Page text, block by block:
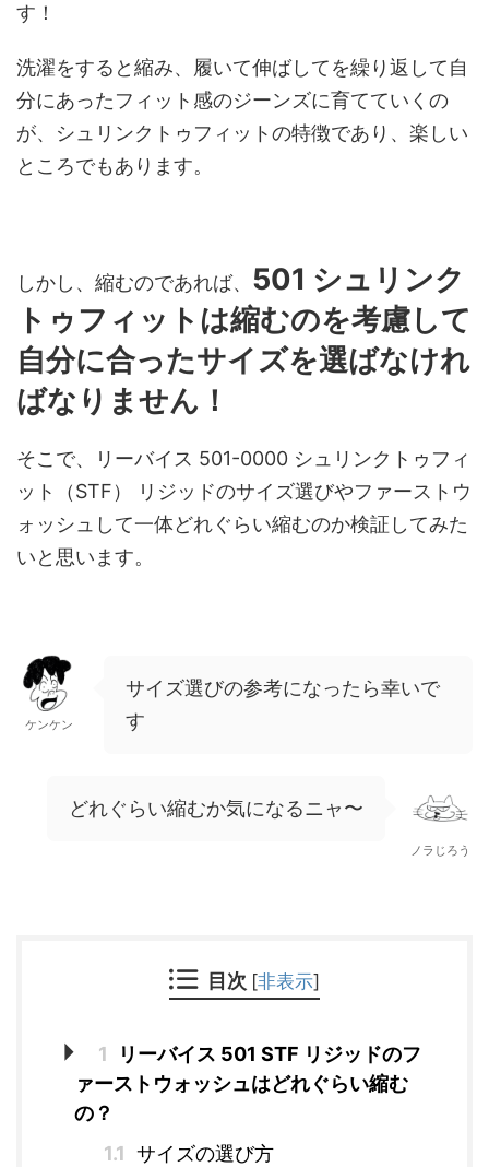
す！
洗濯をすると縮み、履いて伸ばしてを繰り返して自
分にあったフィット感のジーンズに育てていくの
が、シュリンクトゥフィットの特徴であり、楽しい
ところでもあります。
しかし、縮むのであれば、 501 シュリンク
トゥフィットは縮むのを考慮して
自分に合ったサイズを選ばなけれ
ばなりません！
そこで、リーバイス 501-0000 シュリンクトゥフィ
ット（STF） リジッドのサイズ選びやファーストウ
ォッシュして一体どれぐらい縮むのか検証してみた
いと思います。
ケンケン
サイズ選びの参考になったら幸いで
す
どれぐらい縮むか気になるニャ〜
ノラじろう
目次 [非表示]
1
リーバイス 501 STF リジッドのフ
ァーストウォッシュはどれぐらい縮む
の？
1.1 サイズの選び方